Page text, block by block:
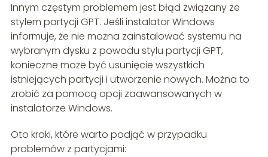
Innym częstym problemem jest błąd związany ze
stylem partycji GPT. Jeśli instalator Windows
informuje, że nie można zainstalować systemu na
wybranym dysku z powodu stylu partycji GPT,
konieczne może być usunięcie wszystkich
istniejących partycji i utworzenie nowych. Można to
zrobić za pomocą opcji zaawansowanych w
instalatorze Windows.
Oto kroki, które warto podjąć w przypadku
problemów z partycjami: